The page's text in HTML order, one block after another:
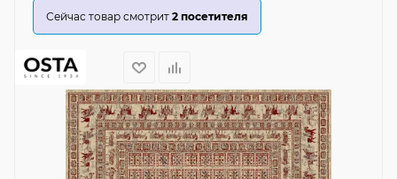
Сейчас товар смотрит 2 посетителя